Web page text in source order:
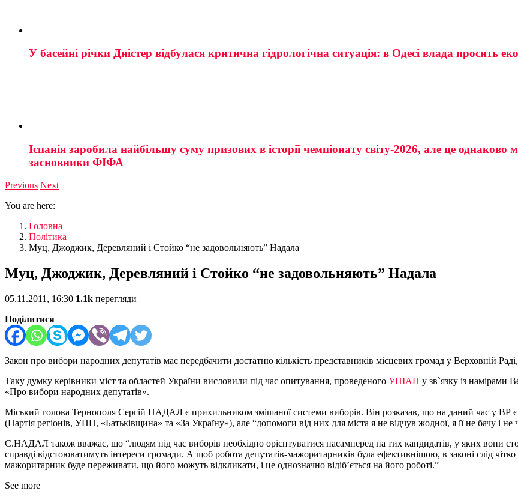
У басейні річки Дністер відбулася критична гідрологічна ситуація: в Одесі влада просить
Іспанія заробила найбільшу суму призових в історії чемпіонату світу-2026, але це
засновники ФІФА
Previous Next
You are here:
Головна
Політика
Муц, Джоджик, Деревляний і Стойко “не задовольняють” Надала
Муц, Джоджик, Деревляний і Стойко “не задовольняють” Надала
05.11.2011, 16:30 1.1k перегляди
Поділитися
Закон про вибори народних депутатів має передбачити достатню кількість представників місцевих громад у Верховній
Таку думку керівники міст та областей України висловили під час опитування, проведеного УНІАН у зв`язку із намірами
«Про вибори народних депутатів».
Міський голова Тернополя Сергій НАДАЛ є прихильником змішаної системи виборів. Він розказав, що на даний час у ВР є
(Партія регіонів, УНП, «Батьківщина» та «За Україну»), але “допомоги від них для міста я не відчув жодної, я її не бачу і
С.НАДАЛ також вважає, що “людям під час виборів необхідно орієнтуватися насамперед на тих кандидатів, у яких вони
справді відстоюватимуть інтереси громади. А щоб робота депутатів-мажоритарників була ефективнішою, в законі слід
мажоритарник буде переживати, що його можуть відкликати, і це однозначно відіб’ється на його роботі.”
See more